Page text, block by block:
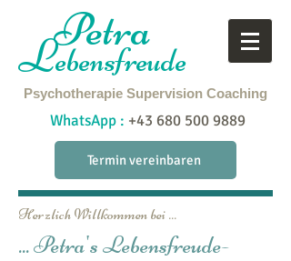
Petra
Lebensfreude
Psychotherapie Supervision Coaching
WhatsApp : +43 680 500 9889
Termin vereinbaren
Herzlich Willkommen bei ...
... Petra's Lebensfreude-